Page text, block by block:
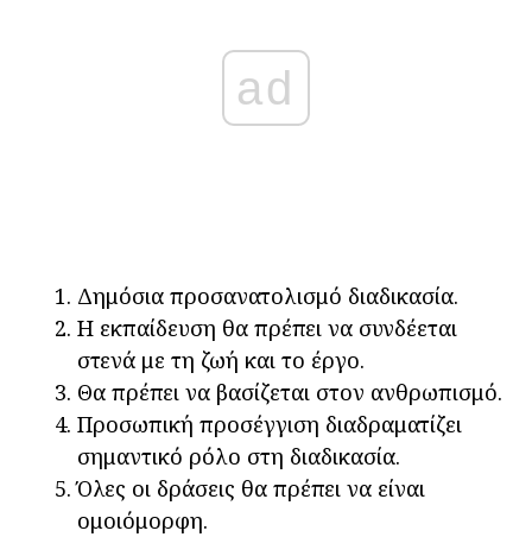
ad
Δημόσια προσανατολισμό διαδικασία.
Η εκπαίδευση θα πρέπει να συνδέεται
στενά με τη ζωή και το έργο.
Θα πρέπει να βασίζεται στον ανθρωπισμό.
Προσωπική προσέγγιση διαδραματίζει
σημαντικό ρόλο στη διαδικασία.
Όλες οι δράσεις θα πρέπει να είναι
ομοιόμορφη.